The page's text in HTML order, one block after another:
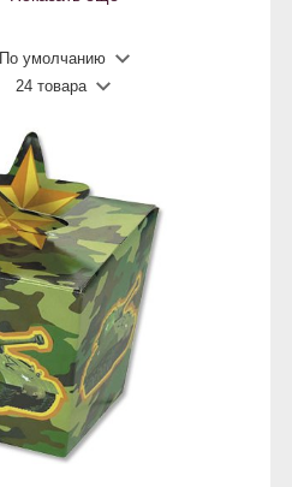
По умолчанию
24 товара